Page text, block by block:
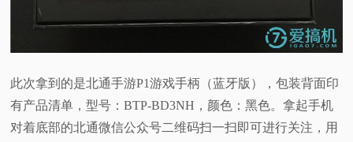
此次拿到的是北通手游P1游戏手柄（蓝牙版），包装背面印
有产品清单，型号：BTP-BD3NH，颜色：黑色。拿起手机
对着底部的北通微信公众号二维码扫一扫即可进行关注，用